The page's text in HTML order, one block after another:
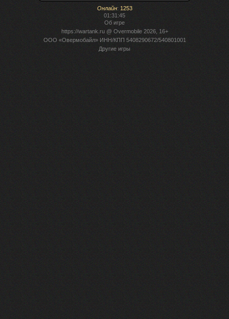
Онлайн: 1253
01:31:45
Об игре
https://wartank.ru@ Overmobile 2026, 16+
ООО «Овермобайл» ИНН/КПП 5408290672/540801001
Другие игры